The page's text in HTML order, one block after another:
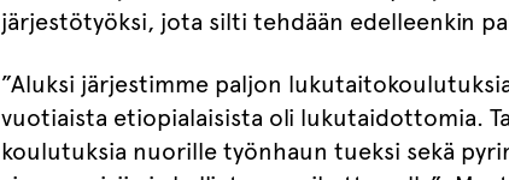
järjestötyöksi, jota silti tehdään edelleenkin
”Aluksi järjestimme paljon
vuotiaista etiopialaisista oli lukutaidottomia.
koulutuksia nuorille työnhaun tueksi sekä